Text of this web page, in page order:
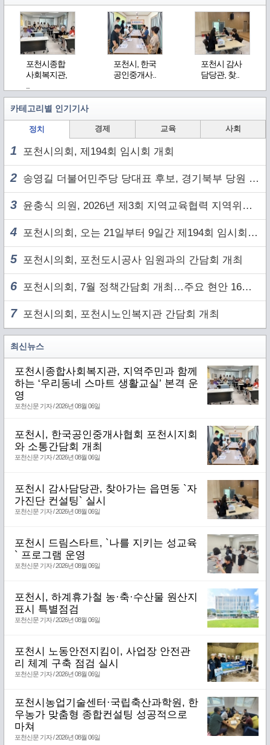
포천시종합
사회복지관,
포천시, 한국
공인중개사..
포천시 감사
담당관, 찾..
카테고리별 인기기사
정치 경제 교육 사회
1 포천시의회, 제194회 임시회 개회
2 송영길 더불어민주당 당대표 후보, 경기북부 당원 및 2030 세대와 ‘소통 행보’
3 윤충식 의원, 2026년 제3회 지역교육협력 지역위원회 주재
4 포천시의회, 오는 21일부터 9일간 제194회 임시회 개회
5 포천시의회, 포천도시공사 임원과의 간담회 개최
6 포천시의회, 7월 정책간담회 개최…주요 현안 16건 점검
7포천시의회, 포천시노인복지관 간담회 개최
최신뉴스
포천시종합사회복지관, 지역주민과 함께
하는 ‘우리동네 스마트 생활교실’ 본격 운
영
포천신문 기자 / 2026년 08월 06일
포천시, 한국공인중개사협회 포천시지회
와 소통간담회 개최
포천신문 기자 / 2026년 08월 06일
포천시 감사담당관, 찾아가는 읍면동 `자
가진단 컨설팅` 실시
포천신문 기자 / 2026년 08월 06일
포천시 드림스타트, `나를 지키는 성교육
` 프로그램 운영
포천신문 기자 / 2026년 08월 06일
포천시, 하계휴가철 농·축·수산물 원산지
표시 특별점검
포천신문 기자 / 2026년 08월 06일
포천시 노동안전지킴이, 사업장 안전관
리 체계 구축 점검 실시
포천신문 기자 / 2026년 08월 06일
포천시농업기술센터·국립축산과학원, 한
우농가 맞춤형 종합컨설팅 성공적으로
마쳐
포천신문 기자 / 2026년 08월 06일